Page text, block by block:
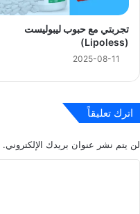
تجربتي مع حبوب ليبوليست
(Lipoless)
2025-08-11
اترك تعليقاً
لن يتم نشر عنوان بريدك الإلكتروني.